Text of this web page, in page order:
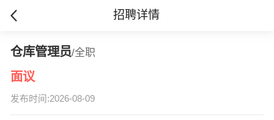
招聘详情
仓库管理员/全职
面议
发布时间:2026-08-09